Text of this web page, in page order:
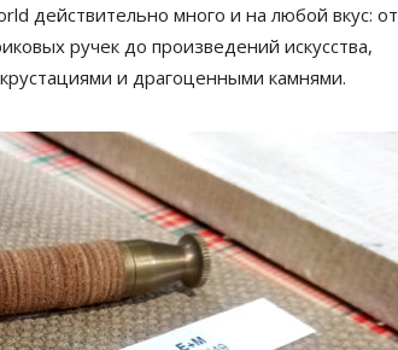
действительно много и на любой вкус: от
ручек до произведений искусства,
и драгоценными камнями.